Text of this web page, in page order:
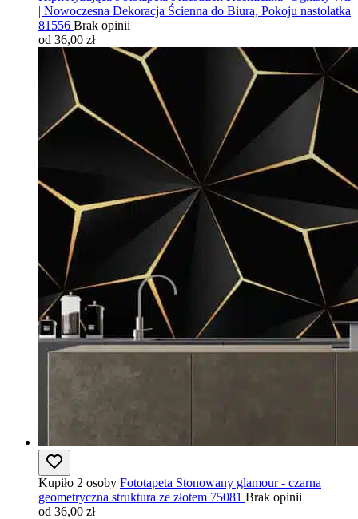
| Nowoczesna Dekoracja Ścienna do Biura, Pokoju nastolatka
81556 Brak opinii
od 36,00 zł
Kupiło 2 osoby Fototapeta Stonowany glamour - czarna
geometryczna struktura ze złotem 75081 Brak opinii
od 36,00 zł